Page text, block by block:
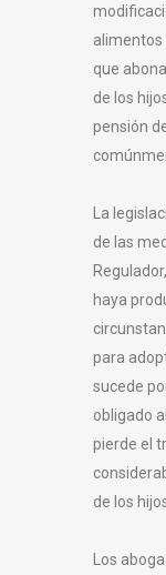
alimentos
que
de los
pensión
La
de las
haya
para
sucede
obligado
pierde el
de los
Los